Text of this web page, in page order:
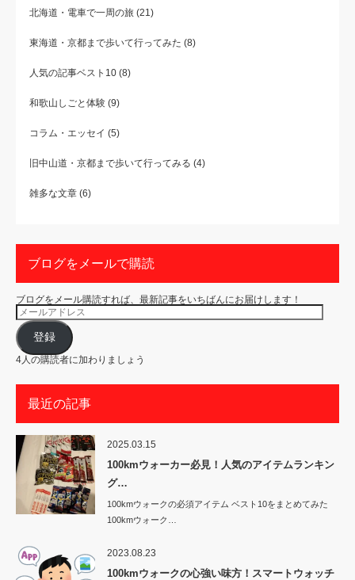
北海道・電車で一周の旅 (21)
東海道・京都まで歩いて行ってみた (8)
人気の記事ベスト10 (8)
和歌山しごと体験 (9)
コラム・エッセイ (5)
旧中山道・京都まで歩いて行ってみる (4)
雑多な文章 (6)
ブログをメールで購読
ブログをメール購読すれば、最新記事をいちばんにお届けします！
メ
ー
ル
ア
ド
レ
ス
登録
4人の購読者に加わりましょう
最近の記事
2025.03.15
100kmウォーカー必見！人気のアイテムランキン
グ…
100kmウォークの必須アイテム ベスト10をまとめてみた
100kmウォーク…
2023.08.23
100kmウォークの心強い味方！スマートウォッチ